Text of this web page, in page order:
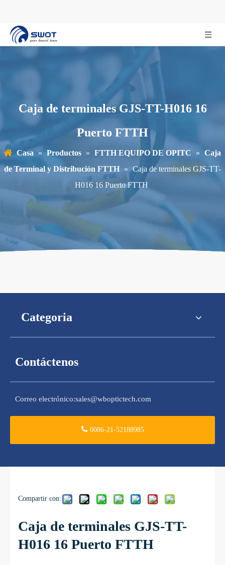
Caja de terminales GJS-TT-H016 16
Puerto FTTH
Casa » Productos » FTTH EQUIPO DE OPITC » Caja
de Terminal y Distribución FTTH » Caja de terminales GJS-TT-
H016 16 Puerto FTTH
Categoria
Contáctenos
Correo electrónico:sales@wboptictech.com
0086-21-52188985
Compartir con:
Caja de terminales GJS-TT-
H016 16 Puerto FTTH